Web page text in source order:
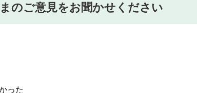
のご意見をお聞かせください
った